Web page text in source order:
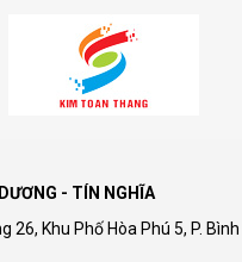
- TÍN NGHĨA
26, Khu Phố Hòa Phú 5, P.